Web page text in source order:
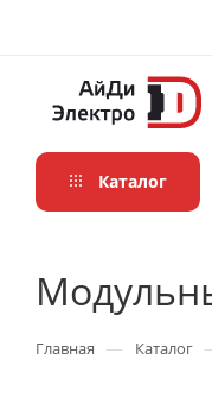
Каталог
Главная — Каталог